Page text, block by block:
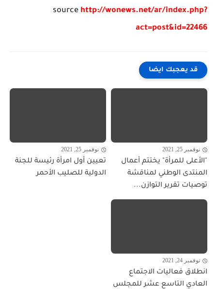
source http://wonews.net/ar/index.php?
act=post&id=22466
قد يعجبك ايضا
نوفمبر 25, 2021
"الأعلى للمرأة" يختتم أعمال
المنتدى الوطني لمناقشة
توصيات تقرير التوازن...
نوفمبر 25, 2021
تعيين أول امرأة رئيسة للجنة
الدولية للصليب الأحمر
نوفمبر 24, 2021
انطلاق فعاليات الاجتماع
العادي التاسع عشر للمجلس